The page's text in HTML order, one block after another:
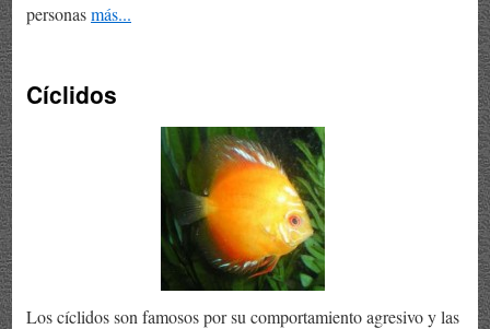
personasmás...
Cíclidos
Los cíclidos son famosos por su comportamiento agresivo y las